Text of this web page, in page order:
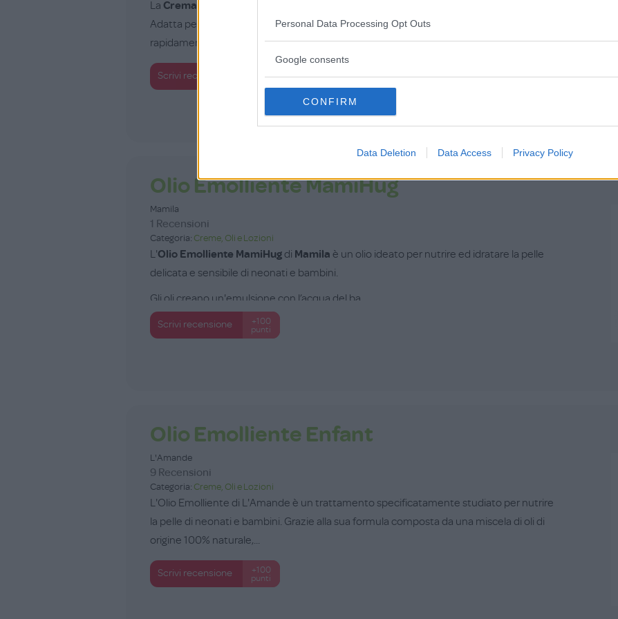
Personal Data Processing Opt Outs
Google consents
CONFIRM
Data Deletion Data Access Privacy Policy
La Crema Idratante
Adatta per viso e corpo, è ideale per la pelle sensibile dei bambini. Si assorbe
rapidamente senza la...
Scrivi recensione
punti
Olio Emolliente MamiHug
Mamila
1 Recensioni
Categoria: Creme, Oli e Lozioni
L'Olio Emolliente MamiHug di Mamila è un olio ideato per nutrire ed idratare la pelle
delicata e sensibile di neonati e bambini.
Gli oli creano un'emulsione con l’acqua del ba...
Scrivi recensione
+100
punti
Olio Emolliente Enfant
L'Amande
9 Recensioni
Categoria: Creme, Oli e Lozioni
L'Olio Emolliente di L'Amande è un trattamento specificatamente studiato per nutrire
la pelle di neonati e bambini. Grazie alla sua formula composta da una miscela di oli di
origine 100% naturale,...
Scrivi recensione
+100
punti